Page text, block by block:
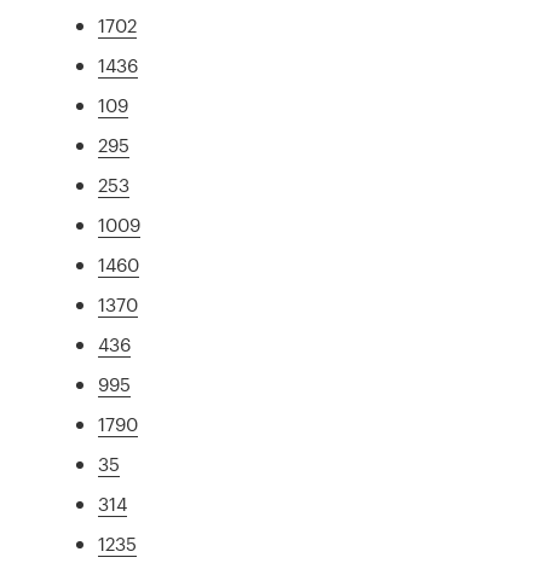
1702
1436
109
295
253
1009
1460
1370
436
995
1790
35
314
1235